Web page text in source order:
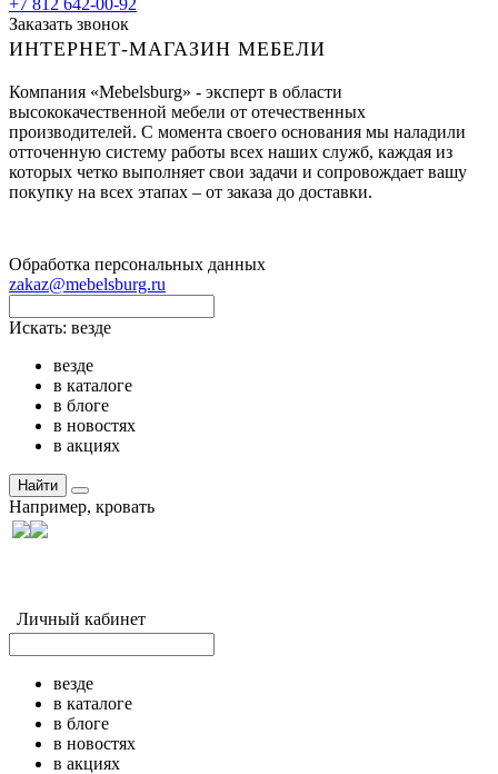
+7 812 642-00-92
Заказать звонок
ИНТЕРНЕТ-МАГАЗИН МЕБЕЛИ
Компания «Mebelsburg» - эксперт в области
высококачественной мебели от отечественных
производителей. С момента своего основания мы наладили
отточенную систему работы всех наших служб, каждая из
которых четко выполняет свои задачи и сопровождает вашу
покупку на всех этапах – от заказа до доставки.
Обработка персональных данных
zakaz@mebelsburg.ru
Искать: везде
везде
в каталоге
в блоге
в новостях
в акциях
Найти
Например, кровать
Личный кабинет
везде
в каталоге
в блоге
в новостях
в акциях